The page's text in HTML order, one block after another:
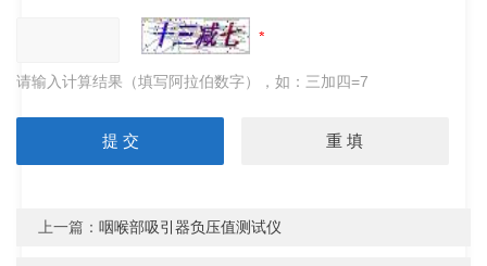
请输入计算结果（填写阿拉伯数字），如：三加四=7
上一篇：咽喉部吸引器负压值测试仪